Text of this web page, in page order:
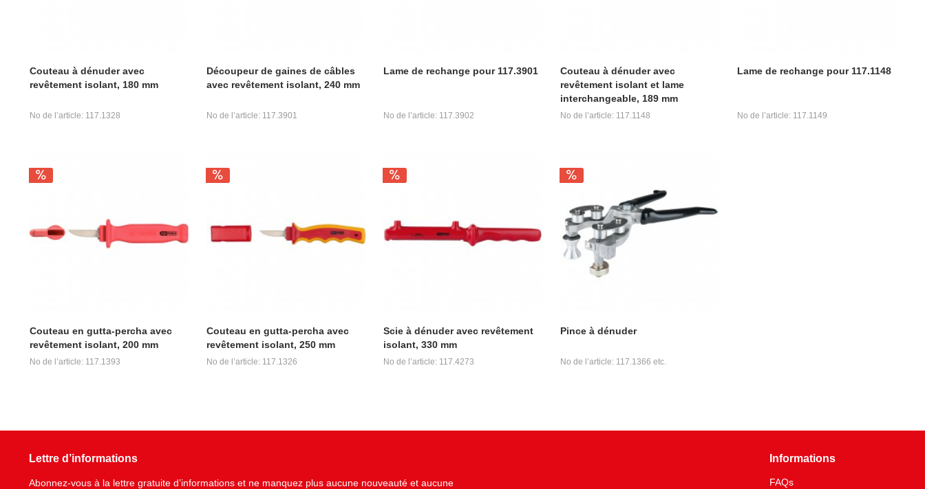
Couteau à dénuder avec
revêtement isolant, 180 mm
No de l’article: 117.1328
Découpeur de gaines de câbles
avec revêtement isolant, 240 mm
No de l’article: 117.3901
Lame de rechange pour 117.3901
No de l’article: 117.3902
Couteau à dénuder avec
revêtement isolant et lame
interchangeable, 189 mm
No de l’article: 117.1148
Lame de rechange pour 117.1148
No de l’article: 117.1149
Couteau en gutta-percha avec
revêtement isolant, 200 mm
No de l’article: 117.1393
Couteau en gutta-percha avec
revêtement isolant, 250 mm
No de l’article: 117.1326
Scie à dénuder avec revêtement
isolant, 330 mm
No de l’article: 117.4273
Pince à dénuder
No de l’article: 117.1366 etc.
Lettre d’informations
Abonnez-vous à la lettre gratuite d’informations et ne manquez plus aucune nouveauté et aucune
Informations
FAQs